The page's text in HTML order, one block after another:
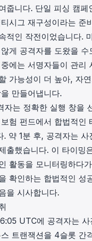
줍니다. 단일 피싱 캠페
시그 재구성이라는 준
적인 작전이었습니다.
게 공격자를 도왔을 수
에는 서명자들이 관리
가능성이 더 높아, 자
만들어냅니다.
자는 정확한 실행 창을
험 펀드에서 합법적인
. 약 1분 후, 공격자는 사
출했습니다. 이 타이밍
활동을 모니터링하다
확인하는 합법적인 성
을 시사합니다.
UTC에 공격자는
트랜잭션을 4슬롯 간